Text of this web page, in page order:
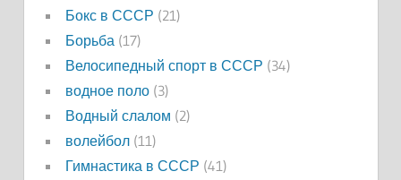
Бокс в СССР (21)
Борьба (17)
Велосипедный спорт в СССР (34)
водное поло(3)
Водный слалом (2)
волейбол(11)
Гимнастика в СССР (41)